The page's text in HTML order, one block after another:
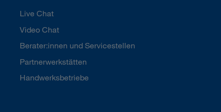
Live Chat
Video Chat
Berater:innen und Servicestellen
Partnerwerkstätten
Handwerksbetriebe